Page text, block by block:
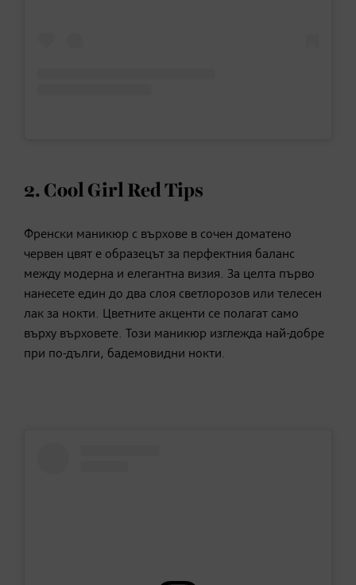
2. Cool Girl Red Tips
Френски маникюр с върхове в сочен доматено
червен цвят е образецът за перфектния баланс
между модерна и елегантна визия. За целта първо
нанесете един до два слоя светлорозов или телесен
лак за нокти. Цветните акценти се полагат само
върху върховете. Този маникюр изглежда най-добре
при по-дълги, бадемовидни нокти.